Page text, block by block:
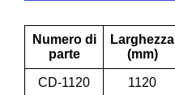
Numero di
parte
Larghezza
(mm)
CD-1120 1120